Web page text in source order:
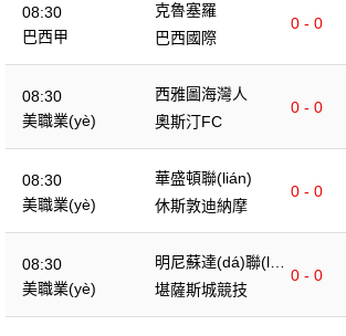
08:30
巴西甲
克魯塞羅
0 - 0
巴西國際
08:30
美職業(yè)
西雅圖海灣人
0 - 0
奧斯汀FC
08:30
美職業(yè)
華盛頓聯(lián)
0 - 0
休斯敦迪納摩
08:30
美職業(yè)
明尼蘇達(dá)聯(liá
n)
0 - 0
堪薩斯城競技